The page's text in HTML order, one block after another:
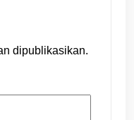
dipublikasikan.